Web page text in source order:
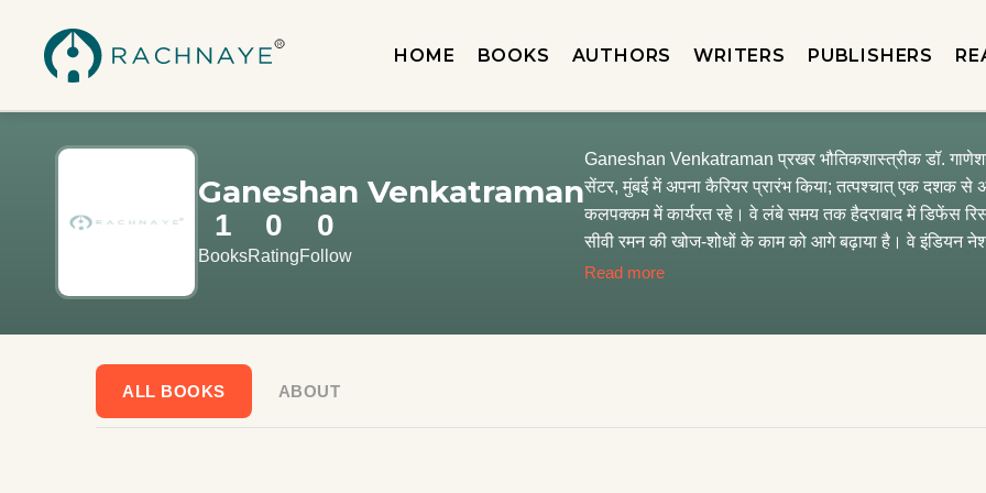
HOME BOOKS AUTHORS WRITERS PUBLISHERS
Ganeshan Venkatraman
1
Books
0
Rating
0
Follow
Ganeshan Venkatraman प्रखर भौतिकशास्त्रीक डॉ.
सेंटर, मुंबई में अपना कैरियर प्रारंभ किया; तत्पश्चात् एक दशक से
कलपक्कम में कार्यरत रहे। वे लंबे समय तक हैदराबाद में डिफेंस
सीवी रमन की खोज-शोधों के काम को आगे बढ़ाया है। वे
के फैलो हैं और इंडियन फिजिक्स हु एसोसिएशन के अध्यक्ष रह चुके
अत्यंत चर्चित और प्रशंसित हुई। संप्रति वे श्री सत्य साईं
Read more
ALL BOOKS ABOUT